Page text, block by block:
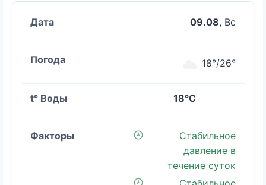
09.08, Вс
18°/26°
18°C
Стабильное
давление в
течение суток